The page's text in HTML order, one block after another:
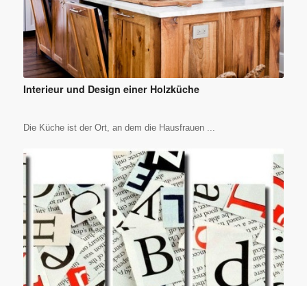
Interieur und Design einer Holzküche
Die Küche ist der Ort, an dem die Hausfrauen ...